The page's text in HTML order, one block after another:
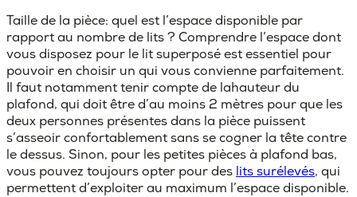
Taille de la pièce: quel est l’espace disponible par
rapport au nombre de lits ? Comprendre l’espace dont
vous disposez pour le lit superposé est essentiel pour
pouvoir en choisir un qui vous convienne parfaitement.
Il faut notamment tenir compte de lahauteur du
plafond, qui doit être d’au moins 2 mètres pour que les
deux personnes présentes dans la pièce puissent
s’asseoir confortablement sans se cogner la tête contre
le dessus. Sinon, pour les petites pièces à plafond bas,
vous pouvez toujours opter pour des lits surélevés, qui
permettent d’exploiter au maximum l’espace disponible.